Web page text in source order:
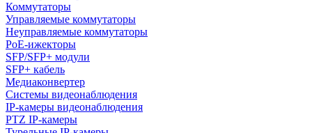
Коммутаторы
Управляемые коммутаторы
Неуправляемые коммутаторы
PoE-ижекторы
SFP/SFP+ модули
SFP+ кабель
Медиаконвертер
Системы видеонаблюдения
IP-камеры видеонаблюдения
PTZ IP-камеры